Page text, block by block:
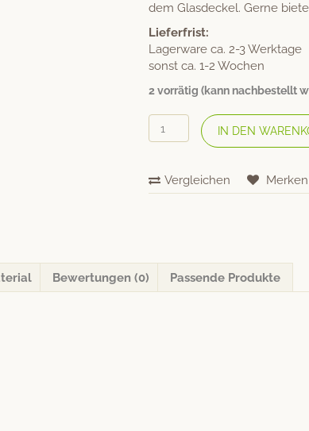
dem Glasdeckel. Gerne
Lieferfrist:
Lagerware ca. 2-3 Werktage
sonst ca. 1-2 Wochen
2 vorrätig (kann nachbestellt
&
Arvenholz-
Deckel
IN DEN
Vergleichen Merken
Bewertungen (0) Passende Produkte